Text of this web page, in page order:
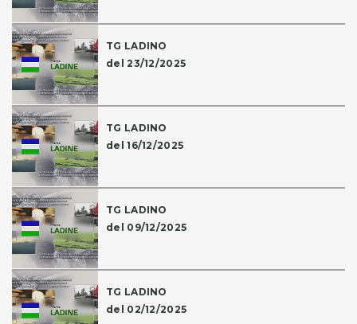
TG LADINO
del 23/12/2025
TG LADINO
del 16/12/2025
TG LADINO
del 09/12/2025
TG LADINO
del 02/12/2025